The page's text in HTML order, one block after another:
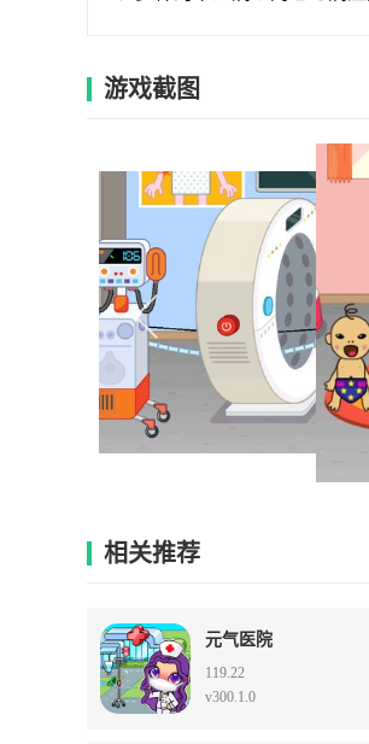
游戏截图
相关推荐
元气医院
119.22
v300.1.0